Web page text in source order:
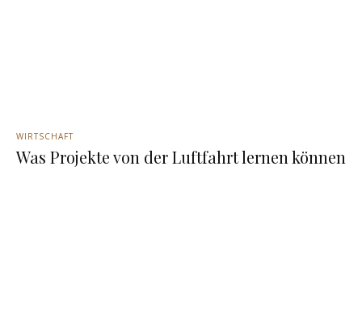
WIRTSCHAFT
Was Projekte von der Luftfahrt lernen können